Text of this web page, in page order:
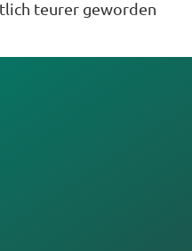
teurer geworden